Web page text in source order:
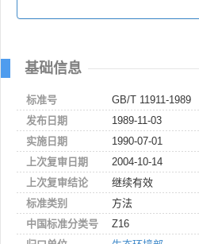
基础信息
标准号
GB/T 11911-1989
发布日期
1989-11-03
实施日期
1990-07-01
上次复审日期
2004-10-14
上次复审结论
继续有效
标准类别
方法
中国标准分类号
Z16